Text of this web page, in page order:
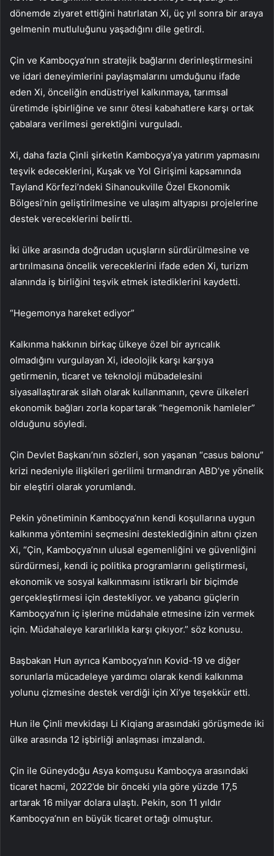
dönemde ziyaret ettiğini hatırlatan Xi, üç yıl sonra bir araya
gelmenin mutluluğunu yaşadığını dile getirdi.
Çin ve Kamboçya’nın stratejik bağlarını derinleştirmesini
ve idari deneyimlerini paylaşmalarını umduğunu ifade
eden Xi, önceliğin endüstriyel kalkınmaya, tarımsal
üretimde işbirliğine ve sınır ötesi kabahatlere karşı ortak
çabalara verilmesi gerektiğini vurguladı.
Xi, daha fazla Çinli şirketin Kamboçya’ya yatırım yapmasını
teşvik edeceklerini, Kuşak ve Yol Girişimi kapsamında
Tayland Körfezi’ndeki Sihanoukville Özel Ekonomik
Bölgesi’nin geliştirilmesine ve ulaşım altyapısı projelerine
destek vereceklerini belirtti.
İki ülke arasında doğrudan uçuşların sürdürülmesine ve
artırılmasına öncelik vereceklerini ifade eden Xi, turizm
alanında iş birliğini teşvik etmek istediklerini kaydetti.
“Hegemonya hareket ediyor”
Kalkınma hakkının birkaç ülkeye özel bir ayrıcalık
olmadığını vurgulayan Xi, ideolojik karşı karşıya
getirmenin, ticaret ve teknoloji mübadelesini
siyasallaştırarak silah olarak kullanmanın, çevre ülkeleri
ekonomik bağları zorla kopartarak “hegemonik hamleler”
olduğunu söyledi.
Çin Devlet Başkanı’nın sözleri, son yaşanan “casus balonu”
krizi nedeniyle ilişkileri gerilimi tırmandıran ABD’ye yönelik
bir eleştiri olarak yorumlandı.
Pekin yönetiminin Kamboçya’nın kendi koşullarına uygun
kalkınma yöntemini seçmesini desteklediğinin altını çizen
Xi, “Çin, Kamboçya’nın ulusal egemenliğini ve güvenliğini
sürdürmesi, kendi iç politika programlarını geliştirmesi,
ekonomik ve sosyal kalkınmasını istikrarlı bir biçimde
gerçekleştirmesi için destekliyor. ve yabancı güçlerin
Kamboçya’nın iç işlerine müdahale etmesine izin vermek
için. Müdahaleye kararlılıkla karşı çıkıyor.” söz konusu.
Başbakan Hun ayrıca Kamboçya’nın Kovid-19 ve diğer
sorunlarla mücadeleye yardımcı olarak kendi kalkınma
yolunu çizmesine destek verdiği için Xi’ye teşekkür etti.
Hun ile Çinli mevkidaşı Li Kiqiang arasındaki görüşmede iki
ülke arasında 12 işbirliği anlaşması imzalandı.
Çin ile Güneydoğu Asya komşusu Kamboçya arasındaki
ticaret hacmi, 2022’de bir önceki yıla göre yüzde 17,5
artarak 16 milyar dolara ulaştı. Pekin, son 11 yıldır
Kamboçya’nın en büyük ticaret ortağı olmuştur.